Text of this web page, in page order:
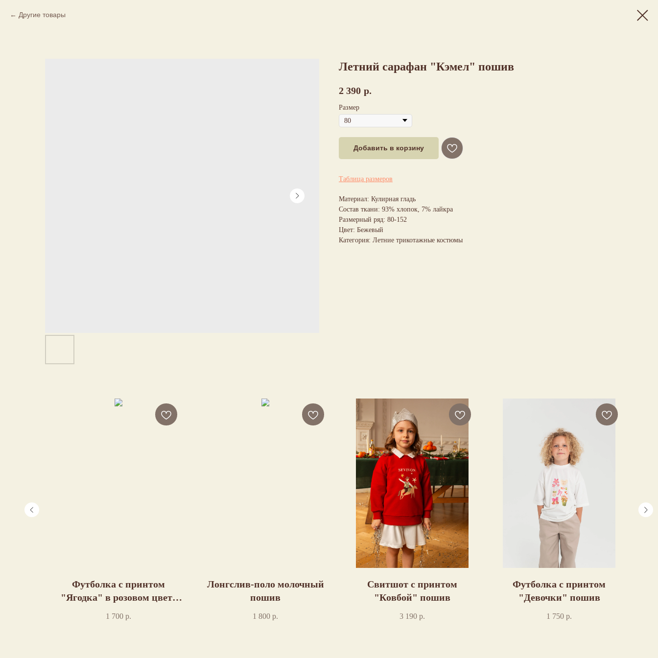
Другие товары
Летний сарафан "Кэмел" пошив
2 390 р.
Размер
Добавить в корзину
Таблица размеров
Материал: Кулирная гладь
Состав ткани: 93% хлопок, 7% лайкра
Размерный ряд: 80-152
Цвет: Бежевый
Категория: Летние трикотажные костюмы
Футболка с принтом
"Ягодка" в розовом цвете
1 700 р.
Лонгслив-поло молочный
пошив
1 800 р.
Свитшот с принтом
"Ковбой" пошив
3 190 р.
Футболка с принтом
"Девочки" пошив
1 750 р.